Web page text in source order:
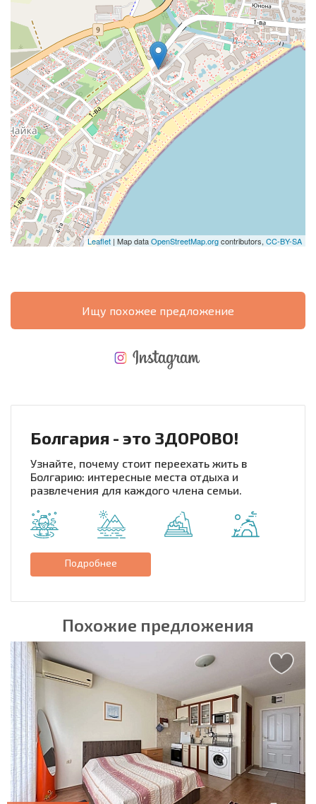
Leaflet | Map dataOpenStreetMap.orgcontributors, CC-BY-SA
Ищу похожее предложение
Болгария - это ЗДОРОВО!
Узнайте, почему стоит переехать жить в
Болгарию: интересные места отдыха и
развлечения для каждого члена семьи.
Подробнее
Похожие предложения